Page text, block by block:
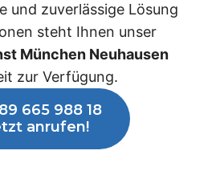
und zuverlässige Lösung
steht Ihnen unser
München Neuhausen
zur Verfügung.
665 988 18
anrufen!